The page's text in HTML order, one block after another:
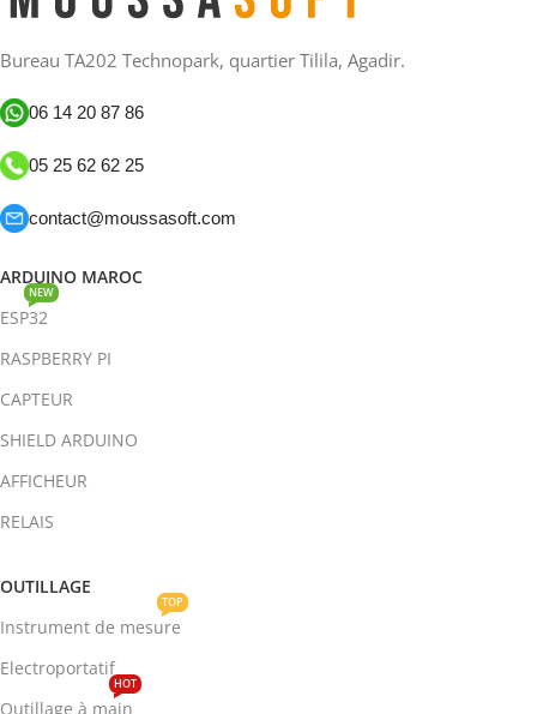
Bureau TA202 Technopark, quartier Tilila, Agadir.
06 14 20 87 86
05 25 62 62 25
contact@moussasoft.com
ARDUINO MAROC
ESP32
NEW
RASPBERRY PI
CAPTEUR
SHIELD ARDUINO
AFFICHEUR
RELAIS
OUTILLAGE
Instrument de mesure
TOP
Electroportatif
Outillage à main
HOT